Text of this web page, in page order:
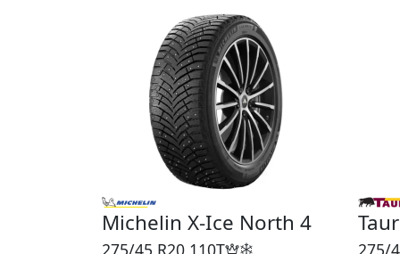
Michelin X-Ice North 4
275/45 R20 110T 275/